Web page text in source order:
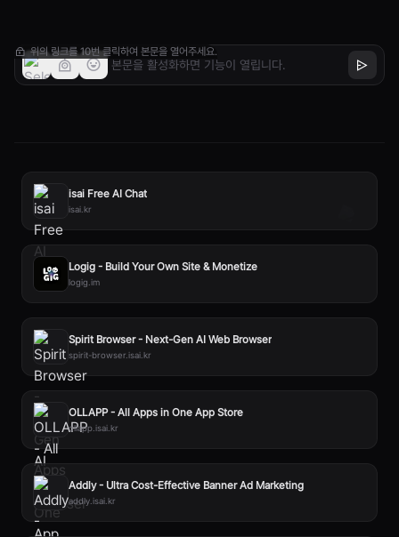
위의 링크를 10번 클릭하여 본문을 열어주세요.
isai Free AI Chat
isai.kr
Logig - Build Your Own Site & Monetize
logig.im
Spirit Browser - Next-Gen AI Web Browser
spirit-browser.isai.kr
OLLAPP - All Apps in One App Store
ollapp.isai.kr
Addly - Ultra Cost-Effective Banner Ad Marketing
addly.isai.kr